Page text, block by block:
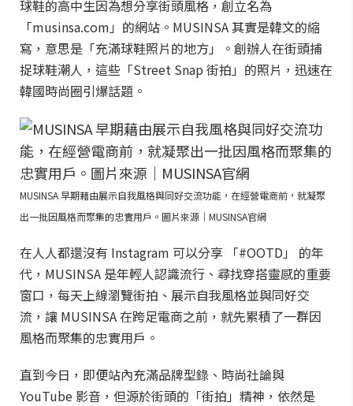
球鞋的高中生因為想分享街頭風格，創立名為
「musinsa.com」的網站。MUSINSA 其實是韓文的縮
寫，意思是「充滿球鞋照片的地方」。創辦人在街頭捕
捉球鞋潮人，這些「Street Snap 街拍」的照片，迅速在
韓國時尚圈引爆話題。
MUSINSA 早期藉由展示自我風格與同好交流功能，在經營電商前，就凝聚
出一批因風格而聚集的忠實用戶。圖片來源｜MUSINSA官網
在人人都還沒有 Instagram 可以分享 「#OOTD」 的年
代，MUSINSA 是年輕人認識流行、尋找穿搭靈感的重要
窗口，每天上線瀏覽街拍、展示自我風格並與同好交
流，讓 MUSINSA 在跨足電商之前，就先累積了一群因
風格而聚集的忠實用戶。
直到今日，即便站內充滿品牌型錄、時尚社論與
YouTube 影音，但源於街頭的「街拍」精神，依然是